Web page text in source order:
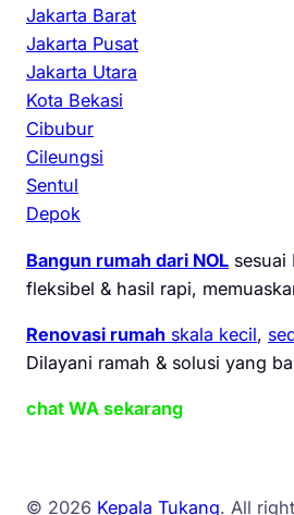
Jakarta Barat
Jakarta Pusat
Jakarta Utara
Kota Bekasi
Cibubur
Cileungsi
Sentul
Depok
Bangun rumah dari NOL sesuai
fleksibel & hasil rapi,
Renovasi rumah skala kecil,
Dilayani ramah & solusi yang
chat WA sekarang
© 2026 Kepala Tukang. All